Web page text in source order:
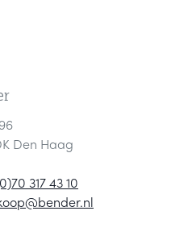
Den Haag
317 43 10